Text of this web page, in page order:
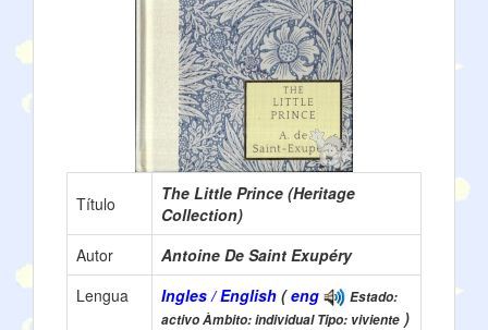
Título
The Little Prince (Heritage
Collection)
Autor
Antoine De Saint Exupéry
Lengua
Ingles / English (eng
Estado:
activo Àmbito: individual Tipo: viviente )